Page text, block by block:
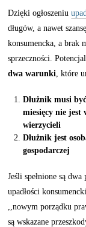
Dzięki ogłoszeniu
długów, a nawet
konsumencka, a brak
sprzeczności.
dwa warunki , które
Dłużnik musi
miesięcy nie jest
wierzycieli
Dłużnik jest
gospodarczej
Jeśli spełnione są
upadłości
,,nowym porządku
są wskazane